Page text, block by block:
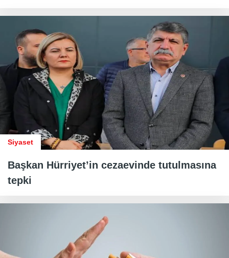
Siyaset
Başkan Hürriyet’in cezaevinde tutulmasına
tepki